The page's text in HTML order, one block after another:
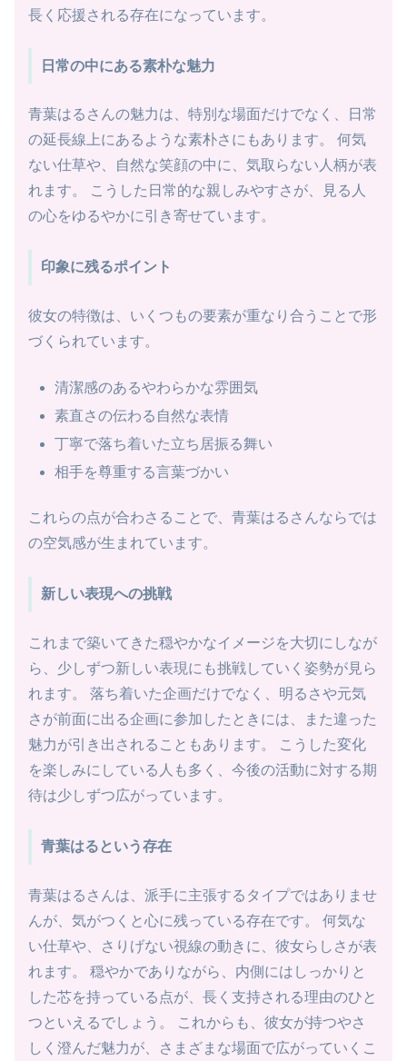
長く応援される存在になっています。
日常の中にある素朴な魅力
青葉はるさんの魅力は、特別な場面だけでなく、日常
の延長線上にあるような素朴さにもあります。 何気
ない仕草や、自然な笑顔の中に、気取らない人柄が表
れます。 こうした日常的な親しみやすさが、見る人
の心をゆるやかに引き寄せています。
印象に残るポイント
彼女の特徴は、いくつもの要素が重なり合うことで形
づくられています。
清潔感のあるやわらかな雰囲気
素直さの伝わる自然な表情
丁寧で落ち着いた立ち居振る舞い
相手を尊重する言葉づかい
これらの点が合わさることで、青葉はるさんならでは
の空気感が生まれています。
新しい表現への挑戦
これまで築いてきた穏やかなイメージを大切にしなが
ら、少しずつ新しい表現にも挑戦していく姿勢が見ら
れます。 落ち着いた企画だけでなく、明るさや元気
さが前面に出る企画に参加したときには、また違った
魅力が引き出されることもあります。 こうした変化
を楽しみにしている人も多く、今後の活動に対する期
待は少しずつ広がっています。
青葉はるという存在
青葉はるさんは、派手に主張するタイプではありませ
んが、気がつくと心に残っている存在です。 何気な
い仕草や、さりげない視線の動きに、彼女らしさが表
れます。 穏やかでありながら、内側にはしっかりと
した芯を持っている点が、長く支持される理由のひと
つといえるでしょう。 これからも、彼女が持つやさ
しく澄んだ魅力が、さまざまな場面で広がっていくこ